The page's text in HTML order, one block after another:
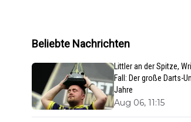
Beliebte Nachrichten
Littler an der Spitze,
Fall: Der große Darts-
Jahre
Aug 06, 11:15